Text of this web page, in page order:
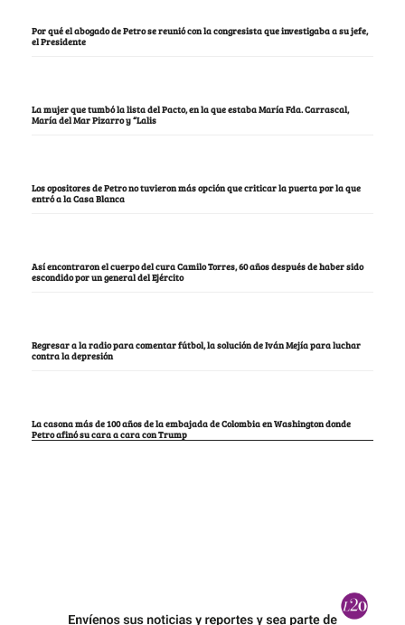
Por qué el abogado de Petro se reunió con la congresista que investigaba a su jefe,
el Presidente
La mujer que tumbó la lista del Pacto, en la que estaba María Fda. Carrascal,
María del Mar Pizarro y “Lalis
Los opositores de Petro no tuvieron más opción que criticar la puerta por la que
entró a la Casa Blanca
Así encontraron el cuerpo del cura Camilo Torres, 60 años después de haber sido
escondido por un general del Ejército
Regresar a la radio para comentar fútbol, la solución de Iván Mejía para luchar
contra la depresión
La casona más de 100 años de la embajada de Colombia en Washington donde
Petro afinó su cara a cara con Trump